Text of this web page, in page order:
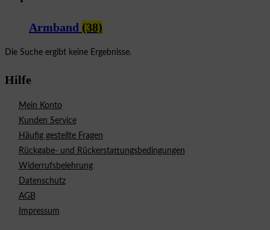
Armband (38)
Die Suche ergibt keine Ergebnisse.
Hilfe
Mein Konto
Kunden Service
Häufig gestellte Fragen
Rückgabe- und Rückerstattungsbedingungen
Widerrufsbelehrung
Datenschutz
AGB
Impressum